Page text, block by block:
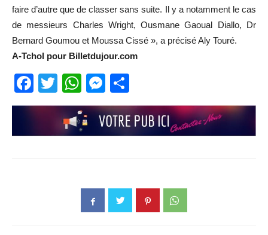
faire d’autre que de classer sans suite. Il y a notamment le cas
de messieurs Charles Wright, Ousmane Gaoual Diallo, Dr
Bernard Goumou et Moussa Cissé », a précisé Aly Touré.
A-Tchol pour Billetdujour.com
Facebook
TwitterWhatsApp
Messenger